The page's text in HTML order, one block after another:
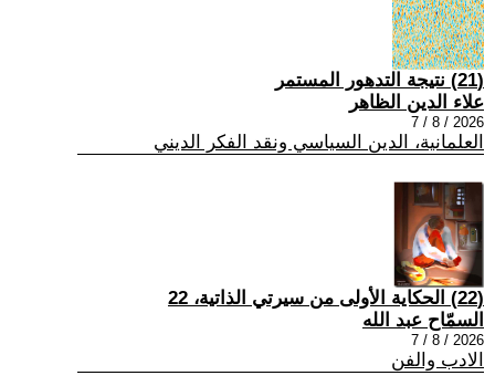
(21) نتيجة التدهور المستمر
علاء الدين الظاهر
2026 / 8 / 7
العلمانية، الدين السياسي ونقد الفكر الديني
(22) الحكاية الأولى من سيرتي الذاتية، 22
السمّاح عبد الله
2026 / 8 / 7
الادب والفن